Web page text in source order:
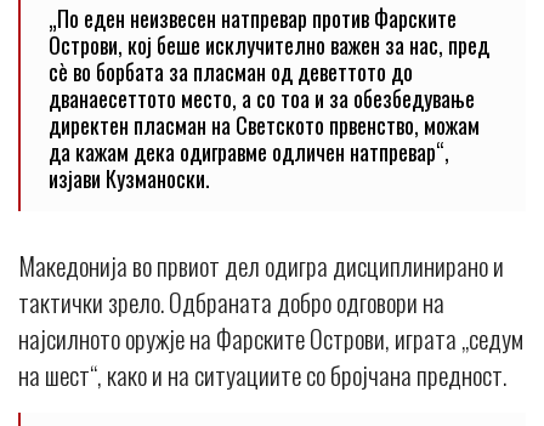
„По еден неизвесен натпревар против Фарските
Острови, кој беше исклучително важен за нас, пред
сè во борбата за пласман од деветтото до
дванаесеттото место, а со тоа и за обезбедување
директен пласман на Светското првенство, можам
да кажам дека одигравме одличен натпревар“,
изјави Кузманоски.
Македонија во првиот дел одигра дисциплинирано и
тактички зрело. Одбраната добро одговори на
најсилното оружје на Фарските Острови, играта „седум
на шест“, како и на ситуациите со бројчана предност.